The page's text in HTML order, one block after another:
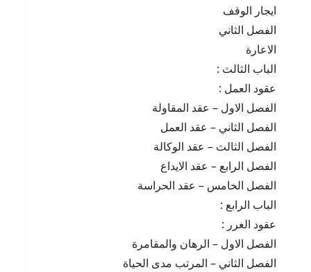
ايجار الوقف
الفصل الثاني
الاعارة
الباب الثالث :
عقود العمل :
الفصل الاول – عقد المقاولة
الفصل الثاني – عقد العمل
الفصل الثالث – عقد الوكالة
الفصل الرابع – عقد الايداع
الفصل الخامس – عقد الحراسة
الباب الرابع :
عقود الغرر :
الفصل الاول – الرهان والمقامرة
الفصل الثاني – المرتب مدى الحياة